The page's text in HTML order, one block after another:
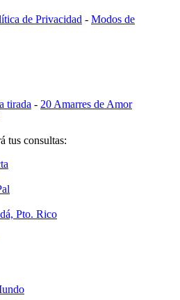
de Privacidad - Modos de
tirada - 20 Amarres de Amor
tus consultas:
Pto. Rico